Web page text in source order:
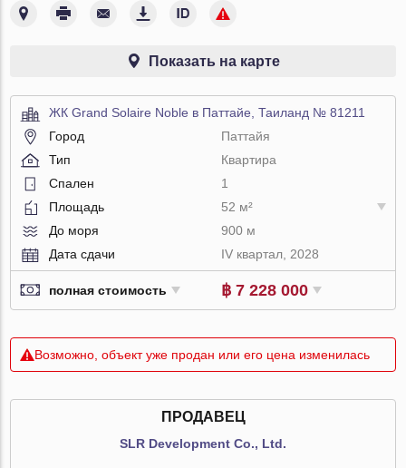
Показать на карте
ЖК Grand Solaire Noble в Паттайе, Таиланд № 81211
Город
Паттайя
Тип
Квартира
Спален
1
Площадь
52 м²
До моря
900 м
Дата сдачи
IV квартал, 2028
полная стоимость ฿ 7 228 000
Возможно, объект уже продан или его цена изменилась
ПРОДАВЕЦ
SLR Development Co., Ltd.